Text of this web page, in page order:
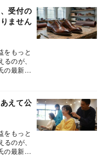
いたく
した初の
買行動そ
れば、
連載で
れなかっ
成果に
選して
受付の
ません
をもっと
のが、
の最新刊
う」販
買いたく
した初の
行動そ
れば、
本連載で
なかっ
、成果に
選して
えて公
をもっと
のが、
の最新刊
う」販